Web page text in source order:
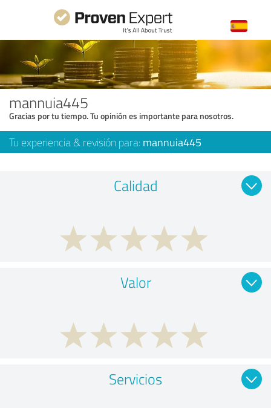
mannuia445
Gracias por tu tiempo. Tu opinión es importante para nosotros.
Tu experiencia & revisión para: mannuia445
Calidad
Valor
Servicios